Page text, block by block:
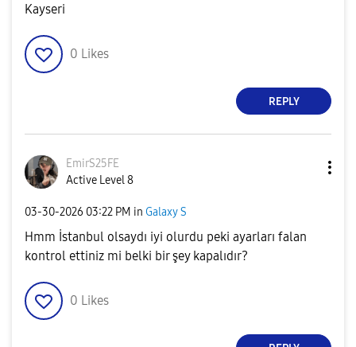
Kayseri
0 Likes
REPLY
EmirS25FE
Active Level 8
‎03-30-2026 03:22 PM in Galaxy S
Hmm İstanbul olsaydı iyi olurdu peki ayarları falan
kontrol ettiniz mi belki bir şey kapalıdır?
0 Likes